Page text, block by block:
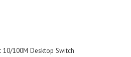
10/100M Desktop Switch